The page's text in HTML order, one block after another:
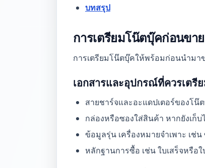
บทสรุป
การเตรียมโน๊ตบุ๊คก่อนขาย
การเตรียมโน๊ตบุ๊คให้พร้อมก่อนนำมา
เอกสารและอุปกรณ์ที่ควรเตรี
สายชาร์จและอะแดปเตอร์ของโ
กล่องหรือซองใส่สินค้า หากยังเก็
ข้อมูลรุ่น เครื่องหมายจำเพาะ เช่
หลักฐานการซื้อ เช่น ใบเสร็จหรือ